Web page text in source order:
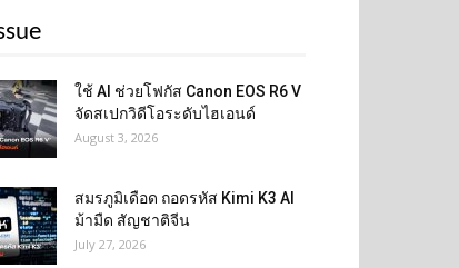
ใช้ AI ช่วยโฟกัส Canon EOS R6 V
จัดสเปกวิดีโอระดับไฮเอนด์
August 3, 2026
สมรภูมิเดือด ถอดรหัส Kimi K3 AI
ม้ามืด สัญชาติจีน
July 27, 2026